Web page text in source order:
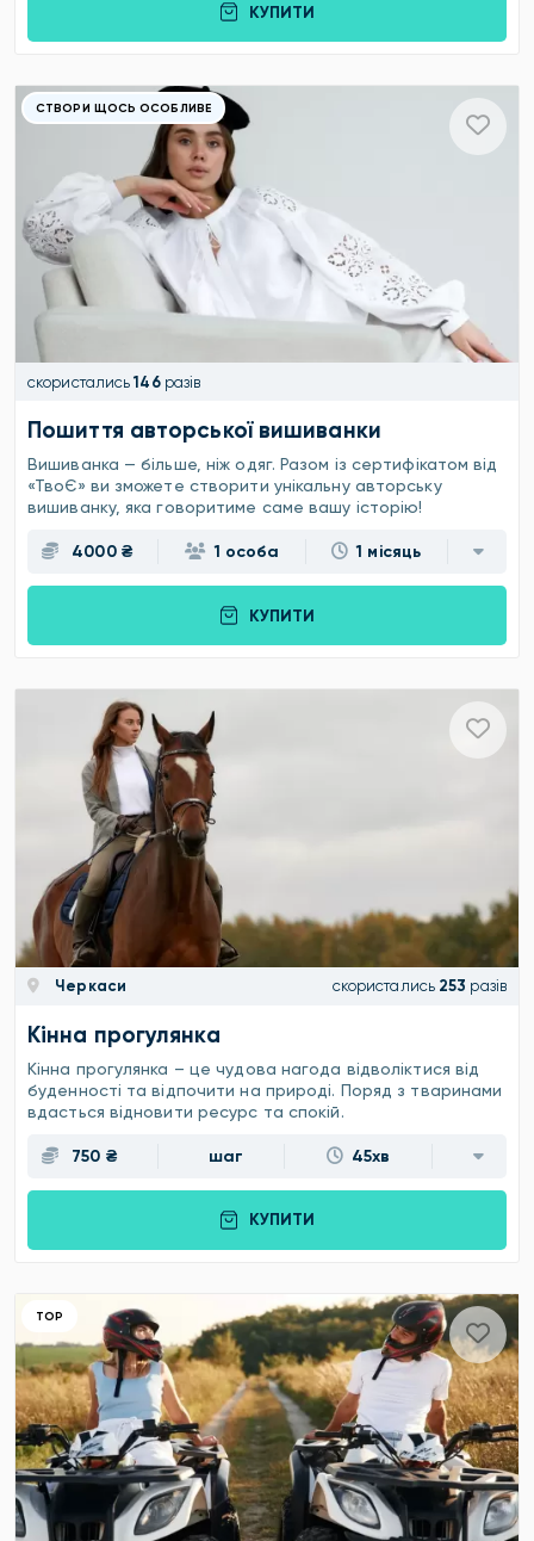
КУПИТИ
СТВОРИ ЩОСЬ ОСОБЛИВЕ
скористались 146разів
Пошиття авторської вишиванки
Вишиванка — більше, ніж одяг. Разом із сертифікатом від
«ТвоЄ» ви зможете створити унікальну авторську
вишиванку, яка говоритиме саме вашу історію!
4000 ₴ 1 особа 1 місяць
КУПИТИ
Черкаси скористались 253 разів
Кінна прогулянка
Кінна прогулянка – це чудова нагода відволіктися від
буденності та відпочити на природі. Поряд з тваринами
вдасться відновити ресурс та спокій.
750 ₴ шаг 45хв
КУПИТИ
ТОР